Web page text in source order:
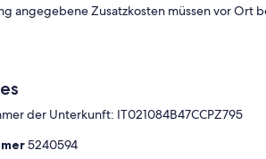
angegebene Zusatzkosten müssen vor Ort
der Unterkunft: IT021084B47CCPZ795
5240594